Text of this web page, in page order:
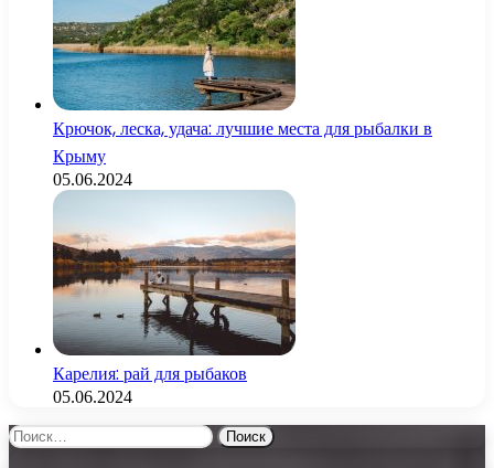
Крючок, леска, удача: лучшие места для рыбалки в
Крыму
05.06.2024
Карелия: рай для рыбаков
05.06.2024
Найти: